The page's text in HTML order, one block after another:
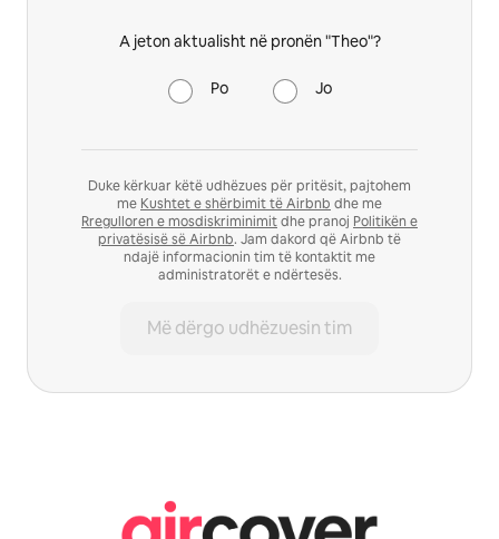
A jeton aktualisht në pronën "Theo"?
Po Jo
Duke kërkuar këtë udhëzues për pritësit, pajtohem
me Kushtet e shërbimit të Airbnb dhe me
Rregulloren e mosdiskriminimitdhe pranoj Politikën e
privatësisë së Airbnb. Jam dakord që Airbnb të
ndajë informacionin tim të kontaktit me
administratorët e ndërtesës.
Më dërgo udhëzuesin tim